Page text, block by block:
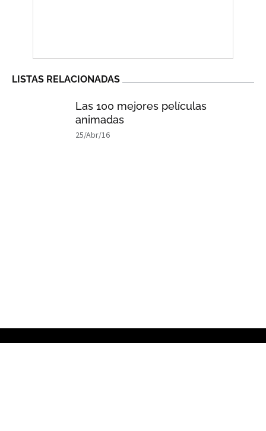
LISTAS RELACIONADAS
Las 100 mejores películas
animadas
25/Abr/16